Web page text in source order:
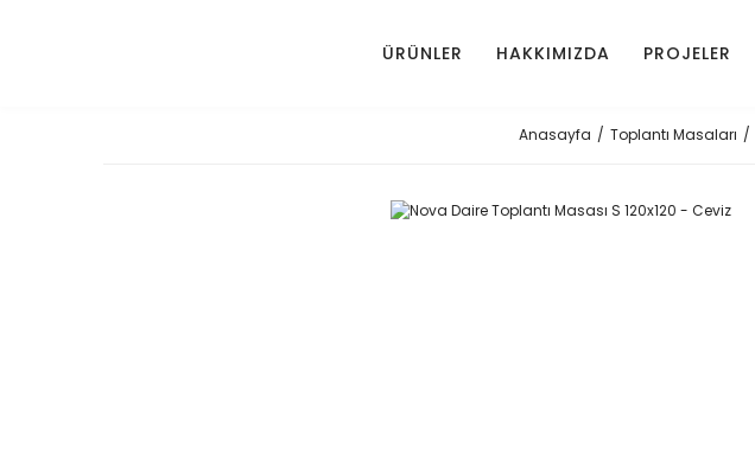
ÜRÜNLER HAKKIMIZDA PROJELER
Anasayfa Toplantı Masaları